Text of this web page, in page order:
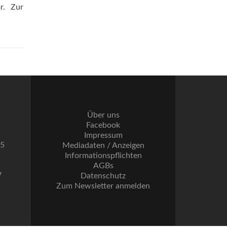
Zur
Über uns
Facebook
Impressum
Mediadaten / Anzeigen
Informationspflichten
AGBs
Datenschutz
Zum Newsletter anmelden